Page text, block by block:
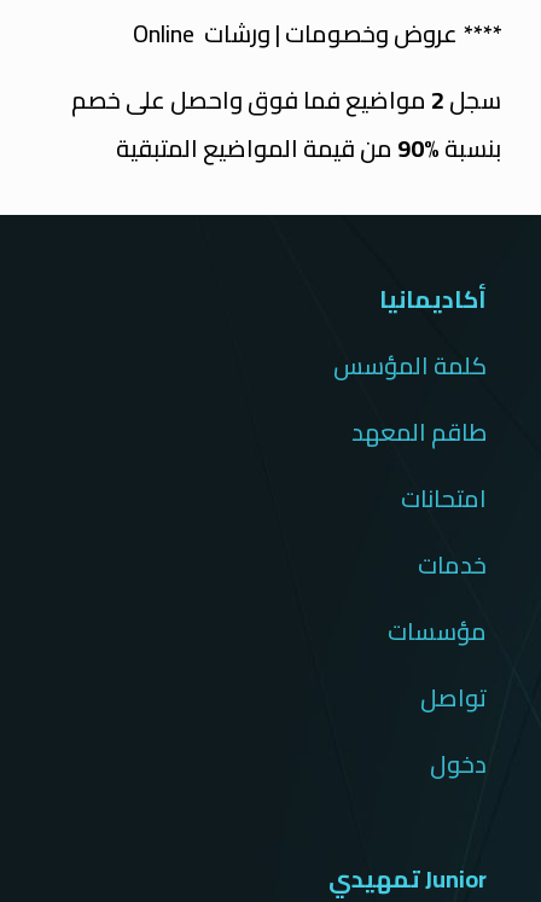
**** عروض وخصومات | ورشات Online
سجل2مواضيع فما فوق واحصل على خصم
بنسبة%90 من قيمة المواضيع المتبقية
أكاديمانيا
كلمة المؤسس
طاقم المعهد
امتحانات
خدمات
مؤسسات
تواصل
دخول
Junior تمهيدي